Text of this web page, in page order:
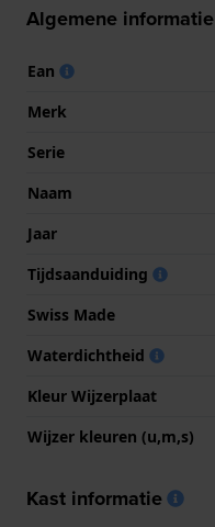
Algemene informatie
Ean
Merk
Serie
Naam
Jaar
Tijdsaanduiding
Swiss Made
Waterdichtheid
Kleur Wijzerplaat
Wijzer kleuren (u,m,s)
Kast informatie